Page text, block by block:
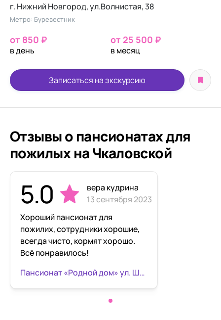
г. Нижний Новгород, ул.Волнистая, 38
Метро: Буревестник
от 850 ₽
в день
от 25 500 ₽
в месяц
Записаться на экскурсию
Отзывы о пансионатах для
пожилых на Чкаловской
5.0
вера кудрина
13 сентября 2023
Хороший пансионат для
пожилих, сотрудники хорошие,
всегда чисто, кормят хорошо.
Всё понравилось!
Пансионат «Родной дом» ул. Шлиссельбургская